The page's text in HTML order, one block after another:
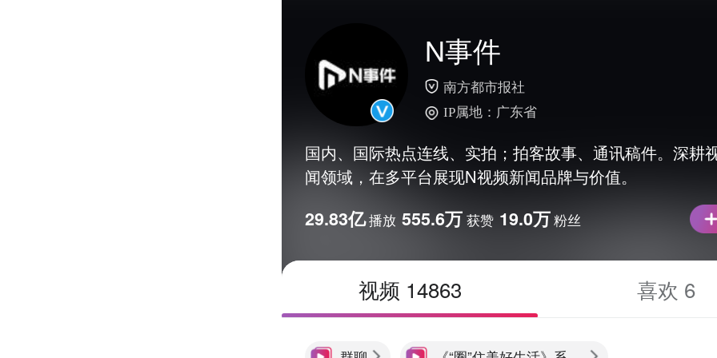
N事件
南方都市报社
IP属地：广东省
国内、国际热点连线、实拍；拍客故事、通讯稿件。深耕
闻领域，在多平台展现N视频新闻品牌与价值。
29.83亿播放 555.6万 获赞 19.0万粉丝
视频 14863 喜欢 6